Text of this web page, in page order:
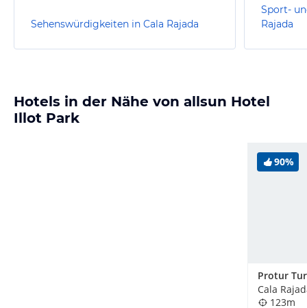
Sehenswürdigkeiten in Cala Rajada
Sport-
Rajada
Hotels in der Nähe von allsun Hotel
Illot Park
90%
Cala
123m